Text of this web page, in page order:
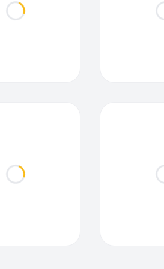
Loading...
Loading...